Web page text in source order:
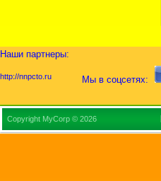
Наши партнеры:
Мы в соцсетях:
http://nnpcto.ru
Copyright MyCorp © 2026